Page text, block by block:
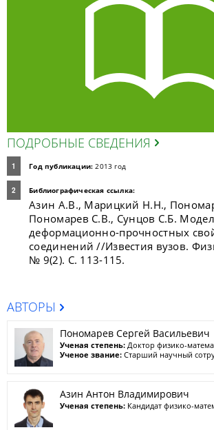
ПОДРОБНЫЕ СВЕДЕНИЯ
Год публикации: 2013 год
Библиографическая ссылка:
Азин А.В., Марицкий Н.Н.,
Пономарев С.В., Сунцов С.Б.
деформационно-прочностных
соединений //Известия вузов.
№ 9(2). С. 113-115.
АВТОРЫ
Пономарев Сергей Васильевич
Ученая степень: Доктор физико-
Ученое звание: Старший научный
Азин Антон Владимирович
Ученая степень: Кандидат физико-